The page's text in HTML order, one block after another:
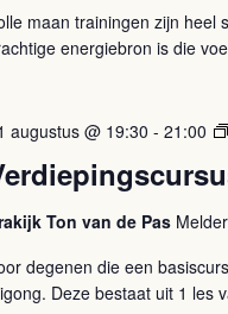
maan trainingen zijn heel
energiebron is die
augustus @ 19:30 - 21:00
Ton van de Pas
degenen die een
Deze bestaat uit 1 les